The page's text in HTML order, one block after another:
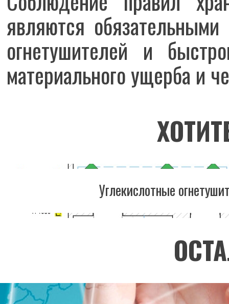
являются
огнетушителей и
материального ущерба и
Углекислотные